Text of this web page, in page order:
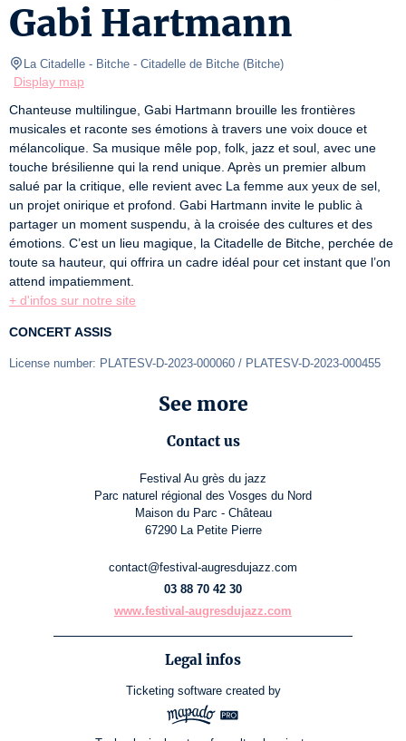
Gabi Hartmann
La Citadelle - Bitche - Citadelle de Bitche (Bitche)
Display map
Chanteuse multilingue, Gabi Hartmann brouille les frontières
musicales et raconte ses émotions à travers une voix douce et
mélancolique. Sa musique mêle pop, folk, jazz et soul, avec une
touche brésilienne qui la rend unique. Après un premier album
salué par la critique, elle revient avec La femme aux yeux de sel,
un projet onirique et profond. Gabi Hartmann invite le public à
partager un moment suspendu, à la croisée des cultures et des
émotions. C’est un lieu magique, la Citadelle de Bitche, perchée de
toute sa hauteur, qui offrira un cadre idéal pour cet instant que l’on
+ d'infos sur notre site
CONCERT ASSIS
License number: PLATESV-D-2023-000060 / PLATESV-D-2023-000455
See more
Contact us
Festival Au grès du jazz
Parc naturel régional des Vosges du Nord
Maison du Parc - Château
67290 La Petite Pierre
contact@festival-augresdujazz.com
03 88 70 42 30
www.festival-augresdujazz.com
Legal infos
Ticketing software created by